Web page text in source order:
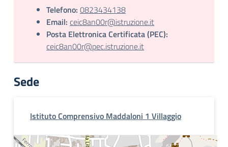
Telefono: 0823434138
Email: ceic8an00r@istruzione.it
Posta Elettronica Certificata (PEC):
ceic8an00r@pec.istruzione.it
Sede
Istituto Comprensivo Maddaloni 1 Villaggio